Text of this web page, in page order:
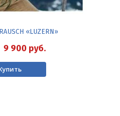
«LUZERN»
9 900 руб.